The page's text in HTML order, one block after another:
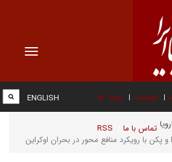
Toggle
عضویت پیوند ها
تماس با ما RSS
ENGLISH
اروپا
و پکن با رویکرد منافع محور در بحران اوکراین